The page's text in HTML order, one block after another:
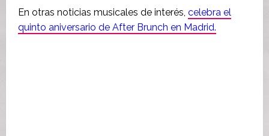
En otras noticias musicales de interés, celebra el
quinto aniversario de After Brunch en Madrid.